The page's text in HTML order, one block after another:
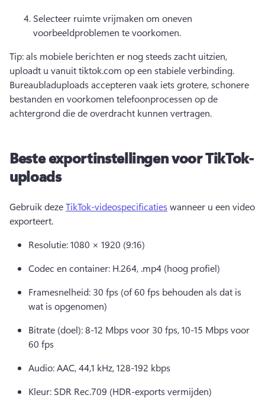
Selecteer ruimte vrijmaken om oneven
voorbeeldproblemen te voorkomen.
Tip: als mobiele berichten er nog steeds zacht uitzien,
Bureaubladuploads accepteren vaak iets grotere, schonere
bestanden en voorkomen telefoonprocessen op de
achtergrond die de overdracht kunnen vertragen.
Beste exportinstellingen voor TikTok-
uploads
Gebruik deze TikTok-videospecificaties wanneer u een video
exporteert.
Resolutie: 1080 × 1920 (9:16)
Codec en container: H.264, .mp4 (hoog profiel)
Framesnelheid: 30 fps (of 60 fps behouden als dat is
wat is opgenomen)
Bitrate (doel): 8-12 Mbps voor 30 fps, 10-15 Mbps voor
60 fps
Audio: AAC, 44,1 kHz, 128-192 kbps
Kleur: SDR Rec.709 (HDR-exports vermijden)